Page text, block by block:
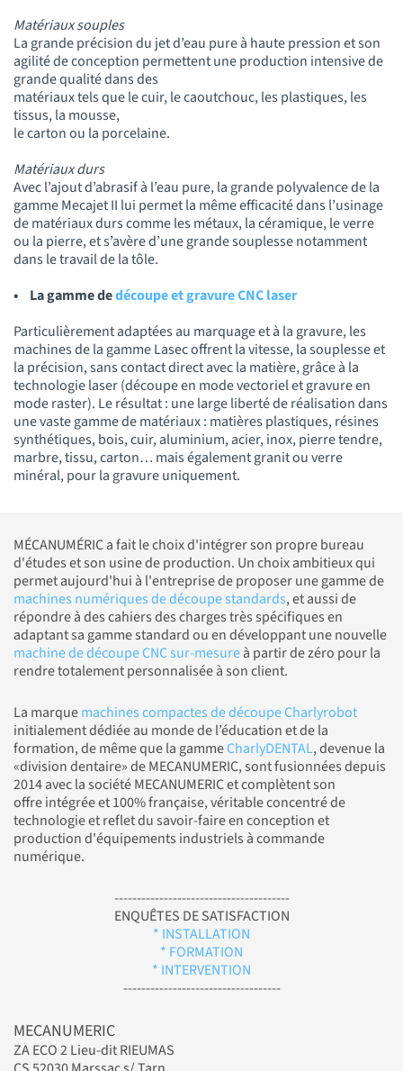
Matériaux souples
La grande précision du jet d’eau pure à haute pression et son
agilité de conception permettent une production intensive de
grande qualité dans des
matériaux tels que le cuir, le caoutchouc, les plastiques, les
tissus, la mousse,
le carton ou la porcelaine.
Matériaux durs
Avec l’ajout d’abrasif à l’eau pure, la grande polyvalence de la
gamme Mecajet II lui permet la même efficacité dans l’usinage
de matériaux durs comme les métaux, la céramique, le verre
ou la pierre, et s’avère d’une grande souplesse notamment
dans le travail de la tôle.
• La gamme dedécoupe et gravure CNC laser
Particulièrement adaptées au marquage et à la gravure, les
machines de la gamme Lasec offrent la vitesse, la souplesse et
la précision, sans contact direct avec la matière, grâce à la
technologie laser (découpe en mode vectoriel et gravure en
mode raster). Le résultat : une large liberté de réalisation dans
une vaste gamme de matériaux : matières plastiques, résines
synthétiques, bois, cuir, aluminium, acier, inox, pierre tendre,
marbre, tissu, carton… mais également granit ou verre
minéral, pour la gravure uniquement.
MÉCANUMÉRIC a fait le choix d'intégrer son propre bureau
d'études et son usine de production. Un choix ambitieux qui
permet aujourd'hui à l'entreprise de proposer une gamme de
machines numériques de découpe standards, et aussi de
répondre à des cahiers des charges très spécifiques en
adaptant sa gamme standard ou en développant une nouvelle
machine de découpe CNC sur-mesureà partir de zéro pour la
rendre totalement personnalisée à son client.
La marquemachines compactes de découpe Charlyrobot
initialement dédiée au monde de l’éducation et de la
formation, de même que la gammeCharlyDENTAL, devenue la
«division dentaire» de MECANUMERIC, sont fusionnées depuis
2014 avec la société MECANUMERIC et complètent son
offre intégrée et 100% française, véritable concentré de
technologie et reflet du savoir-faire en conception et
production d'équipements industriels à commande
numérique.
---------------------------------------
ENQUÊTES DE SATISFACTION
* INSTALLATION
* FORMATION
* INTERVENTION
-----------------------------------
MECANUMERIC
ZA ECO 2 Lieu-dit RIEUMAS